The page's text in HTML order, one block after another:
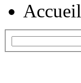
Accueil